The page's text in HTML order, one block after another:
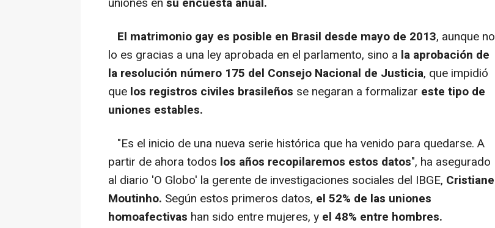
El matrimonio gay es posible en Brasil desde mayo de 2013, aunque no
lo es gracias a una ley aprobada en el parlamento, sino a la aprobación de
la resolución número 175 del Consejo Nacional de Justicia, que impidió
que los registros civiles brasileños se negaran a formalizar este tipo de
uniones estables.
"Es el inicio de una nueva serie histórica que ha venido para quedarse. A
partir de ahora todos los años recopilaremos estos datos", ha asegurado
al diario 'O Globo' la gerente de investigaciones sociales del IBGE, Cristiane
Moutinho. Según estos primeros datos, el 52% de las uniones
homoafectivas han sido entre mujeres, y el 48% entre hombres.